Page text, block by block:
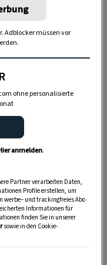
vor der
Haindorf
Herzen im
weitere Klassiker
Witwe“,
und viele
werden die
bislang vor
Besten gegeben.
wird
Bühne
Ulrike
Adblocker müssen vor
ohne personalisierte
anmelden.
Partner verarbeiten Daten,
Profile erstellen, um
werbe– und trackingfreies Abo
Informationen für
finden Sie in unserer
sowie in den Cookie-